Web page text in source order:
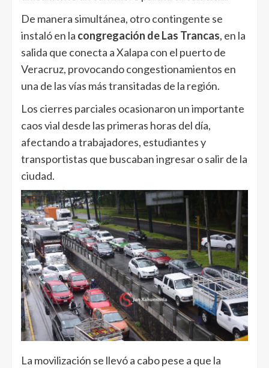
De manera simultánea, otro contingente se
instaló en la congregación de Las Trancas, en la
salida que conecta a Xalapa con el puerto de
Veracruz, provocando congestionamientos en
una de las vías más transitadas de la región.
Los cierres parciales ocasionaron un importante
caos vial desde las primeras horas del día,
afectando a trabajadores, estudiantes y
transportistas que buscaban ingresar o salir de la
ciudad.
La movilización se llevó a cabo pese a que la